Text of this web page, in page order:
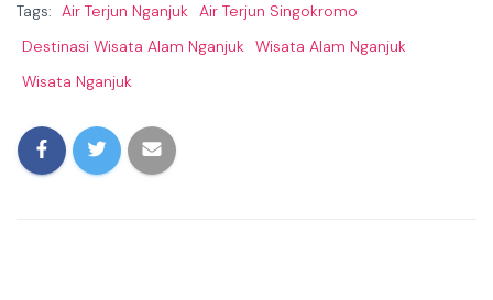
Tags: Air Terjun Nganjuk Air Terjun Singokromo
Destinasi Wisata Alam Nganjuk Wisata Alam Nganjuk
Wisata Nganjuk